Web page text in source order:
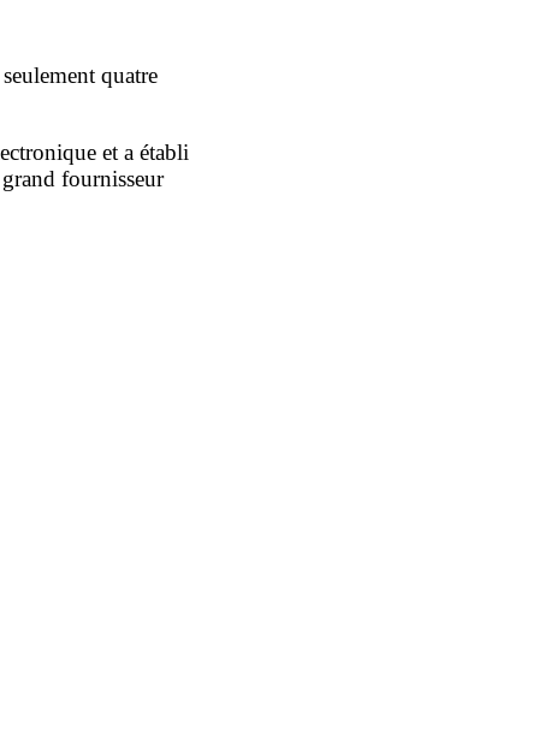
quatre
et a établi
fournisseur